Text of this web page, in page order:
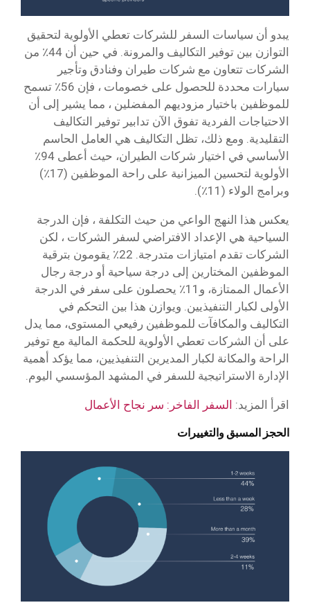
يبدو أن سياسات السفر للشركات تعطي الأولوية لتحقيق
التوازن بين توفير التكاليف والمرونة. في حين أن 44٪ من
الشركات تتعاون مع شركات طيران وفنادق وتأجير
سيارات محددة للحصول على خصومات ، فإن 56٪ تسمح
للموظفين باختيار مزوديهم المفضلين ، مما يشير إلى أن
الاحتياجات الفردية تفوق الآن تدابير توفير التكاليف
التقليدية. ومع ذلك، تظل التكاليف هي العامل الحاسم
الأساسي في اختيار شركات الطيران، حيث أعطى 94٪
الأولوية لتحسين الميزانية على راحة الموظفين (17٪)
وبرامج الولاء (11٪).
يعكس هذا النهج الواعي من حيث التكلفة ، فإن الدرجة
السياحية هي الإعداد الافتراضي لسفر الشركات ، لكن
الشركات تقدم امتيازات متدرجة. 22٪ يقومون بترقية
الموظفين المختارين إلى درجة سياحية أو درجة رجال
الأعمال الممتازة، و11٪ يحصلون على سفر في الدرجة
الأولى لكبار التنفيذيين. ويوازن هذا بين التحكم في
التكاليف والمكافآت للموظفين رفيعي المستوى، مما يدل
على أن الشركات تعطي الأولوية للحكمة المالية مع توفير
الراحة والمكانة لكبار المديرين التنفيذيين، مما يؤكد أهمية
الإدارة الاستراتيجية للسفر في المشهد المؤسسي اليوم.
اقرأ المزيد: السفر الفاخر: سر نجاح الأعمال
الحجز المسبق والتغييرات